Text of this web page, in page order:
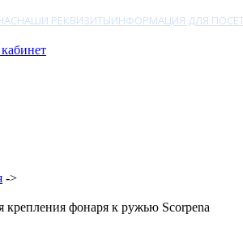
НАШИ РЕКВИЗИТЫИНФОРМАЦИЯ ДЛЯ
->
крепления фонаря к ружью Scorpena